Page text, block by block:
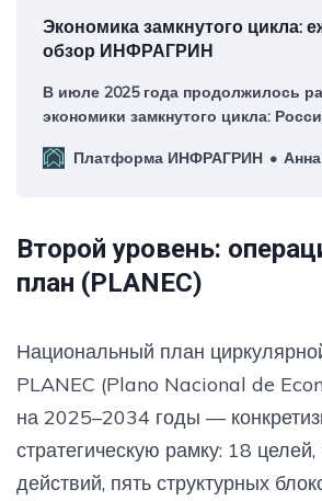
Экономика замкнутого цикла:
обзор ИНФРАГРИН
В июле 2025 года продолжилось
экономики замкнутого цикла:
переработки отходов, достигнув
циркулярной экономике.
Платформа ИНФРАГРИН
Второй уровень:
план (PLANEC)
Национальный план
PLANEC (Plano Nacional de
на 2025–2034 годы —
стратегическую рамку: 18
действий, пять структурных